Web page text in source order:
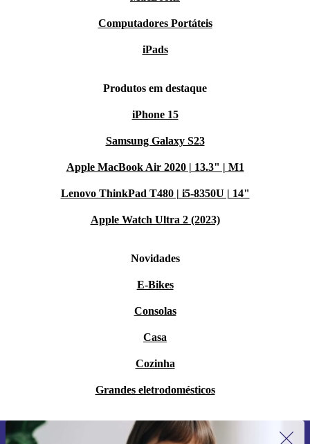
Computadores Portáteis
iPads
Produtos em destaque
iPhone 15
Samsung Galaxy S23
Apple MacBook Air 2020 | 13.3" | M1
Lenovo ThinkPad T480 | i5-8350U | 14"
Apple Watch Ultra 2 (2023)
Novidades
E-Bikes
Consolas
Casa
Cozinha
Grandes eletrodomésticos